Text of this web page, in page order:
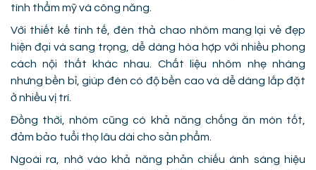
tính thẩm mỹ và công năng.
Với thiết kế tinh tế, đèn thả chao nhôm mang lại vẻ đẹp
hiện đại và sang trọng, dễ dàng hòa hợp với nhiều phong
cách nội thất khác nhau. Chất liệu nhôm nhẹ nhàng
nhưng bền bỉ, giúp đèn có độ bền cao và dễ dàng lắp đặt
ở nhiều vị trí.
Đồng thời, nhôm cũng có khả năng chống ăn mòn tốt,
đảm bảo tuổi thọ lâu dài cho sản phẩm.
Ngoài ra, nhờ vào khả năng phản chiếu ánh sáng hiệu